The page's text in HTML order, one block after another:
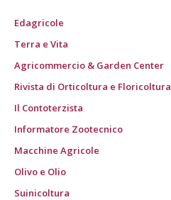
Edagricole
Terra e Vita
Agricommercio & Garden Center
Rivista di Orticoltura e Floricoltura
Il Contoterzista
Informatore Zootecnico
Macchine Agricole
Olivo e Olio
Suinicoltura